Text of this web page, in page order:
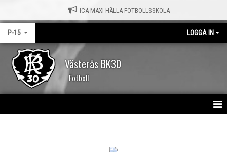
ICA MAXI HÄLLA FOTBOLLSSKOLA
P-15 LOGGA IN
Västerås BK30
Fotboll